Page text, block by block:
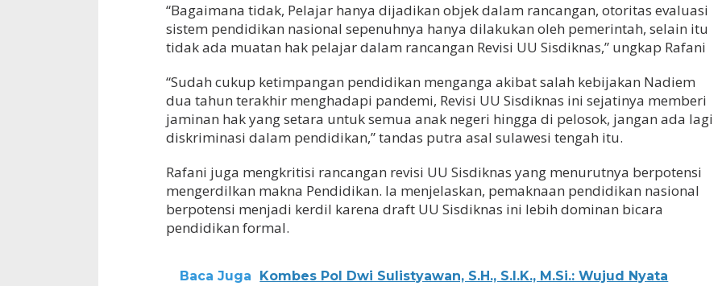
“Bagaimana tidak, Pelajar hanya dijadikan objek dalam rancangan, otoritas evaluasi
sistem pendidikan nasional sepenuhnya hanya dilakukan oleh pemerintah, selain itu
tidak ada muatan hak pelajar dalam rancangan Revisi UU Sisdiknas,” ungkap Rafani
“Sudah cukup ketimpangan pendidikan menganga akibat salah kebijakan Nadiem
dua tahun terakhir menghadapi pandemi, Revisi UU Sisdiknas ini sejatinya memberi
jaminan hak yang setara untuk semua anak negeri hingga di pelosok, jangan ada lagi
diskriminasi dalam pendidikan,” tandas putra asal sulawesi tengah itu.
Rafani juga mengkritisi rancangan revisi UU Sisdiknas yang menurutnya berpotensi
mengerdilkan makna Pendidikan. Ia menjelaskan, pemaknaan pendidikan nasional
berpotensi menjadi kerdil karena draft UU Sisdiknas ini lebih dominan bicara
pendidikan formal.
Baca Juga
Kombes Pol Dwi Sulistyawan, S.H., S.I.K., M.Si.: Wujud Nyata